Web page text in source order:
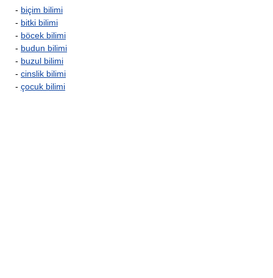
- biçim bilimi
- bitki bilimi
- böcek bilimi
- budun bilimi
- buzul bilimi
- cinslik bilimi
- çocuk bilimi